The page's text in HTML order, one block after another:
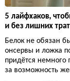
5 лайфхаков,
и без лишних трат
Белок не обязан
онсервы и ложка
придётся немного
за возможность